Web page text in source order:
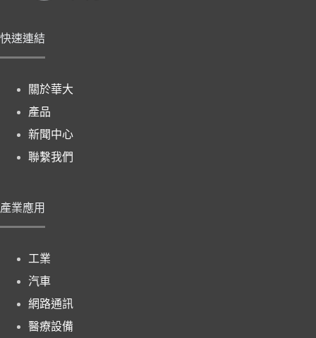
快速連結
關於華大
產品
新聞中心
聯繫我們
產業應用
工業
汽車
網路通訊
醫療設備